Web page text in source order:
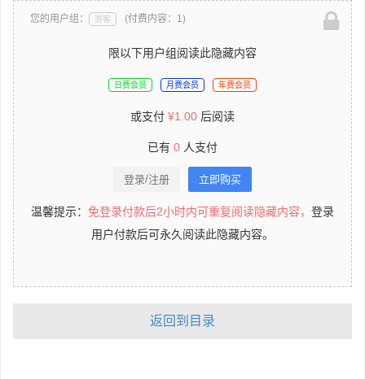
您的用户组： 游客 (付费内容：1)
限以下用户组阅读此隐藏内容
日费会员 月费会员 年费会员
或支付 ¥1.00 后阅读
已有 0 人支付
登录/注册 立即购买
温馨提示： 免登录付款后2小时内可重复阅读隐藏内容， 登录
用户付款后可永久阅读此隐藏内容。
返回到目录